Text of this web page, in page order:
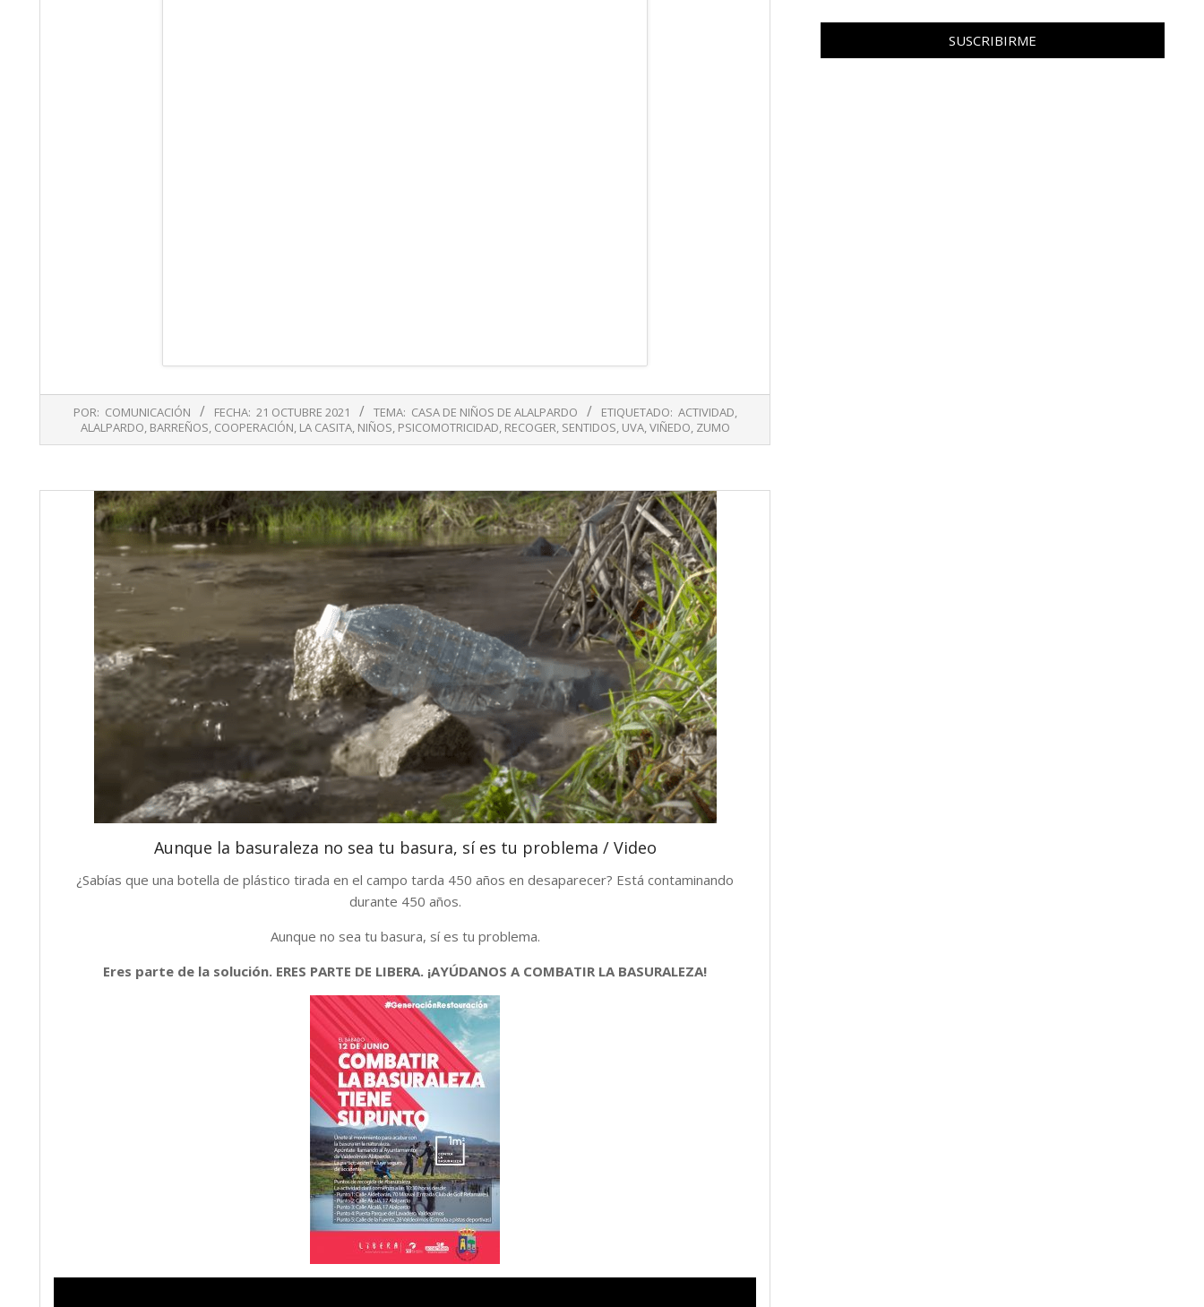
21
POR: COMUNICACIÓN FECHA: 21 OCTUBRE 2021 TEMA: CASA DE NIÑOS DE ALALPARDO ETIQUETADO: ACTIVIDAD,
ALALPARDO, BARREÑOS, COOPERACIÓN, LA CASITA, NIÑOS, PSICOMOTRICIDAD, RECOGER, SENTIDOS, UVA,VIÑEDO, ZUMO
Aunque la basuraleza no sea tu basura, sí es tu problema / Video
¿Sabías que una botella de plástico tirada en el campo tarda 450 años en desaparecer? Está contaminando
durante 450 años.
Aunque no sea tu basura, sí es tu problema.
Eres parte de la solución. ERES PARTE DE LIBERA. ¡AYÚDANOS A COMBATIR LA BASURALEZA!